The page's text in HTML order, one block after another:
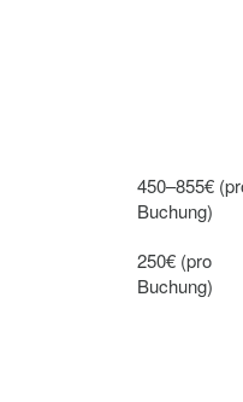
450–855€
Buchung)
250€ (pro
Buchung)